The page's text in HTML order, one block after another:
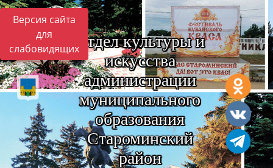
Версия сайта
для
слабовидящих Отдел культуры и
искусства
администрации
муниципального
образования
Староминский
район